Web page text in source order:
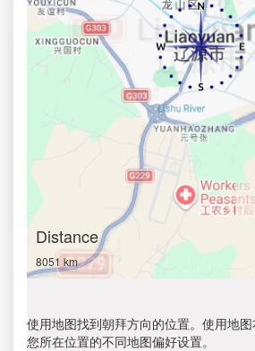
Distance
8051 km
使用地图找到朝拜方向的位置。使用地
您所在位置的不同地图偏好设置。